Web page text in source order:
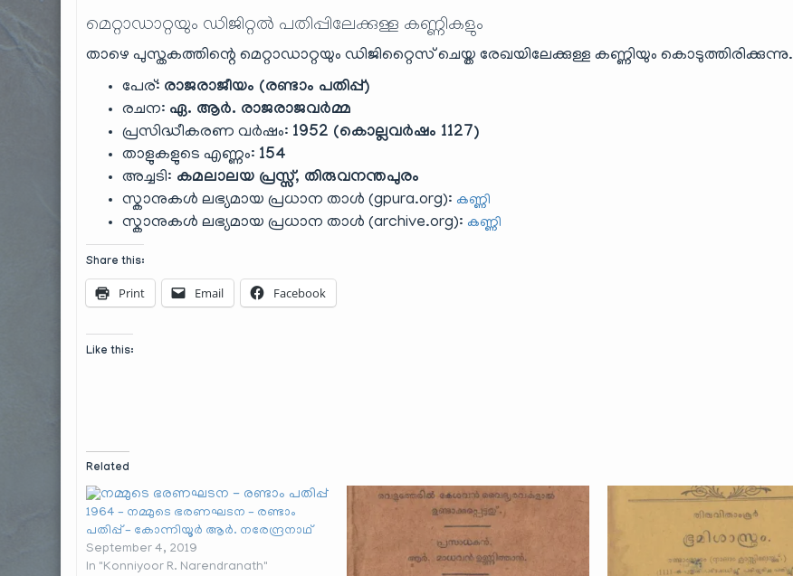
മെറ്റാഡാറ്റയും ഡിജിറ്റൽ പതിപ്പിലേക്കുള്ള കണ്ണികളും
താഴെ പുസ്തകത്തിന്റെ മെറ്റാഡാറ്റയും ഡിജിറ്റൈസ് ചെയ്ത രേഖയിലേക്കുള്ള കണ്ണിയും കൊടുത്തിരിക്കുന്നു.
പേര്: രാജരാജീയം (രണ്ടാം പതിപ്പ്)
രചന: ഏ. ആർ. രാജരാജവർമ്മ
പ്രസിദ്ധീകരണ വർഷം: 1952 (കൊല്ലവർഷം 1127)
താളുകളുടെ എണ്ണം: 154
അച്ചടി: കമലാലയ പ്രസ്സ്, തിരുവനന്തപുരം
സ്കാനുകൾ ലഭ്യമായ പ്രധാന താൾ (gpura.org): കണ്ണി
സ്കാനുകൾ ലഭ്യമായ പ്രധാന താൾ (archive.org): കണ്ണി
Share this:
Print Email Facebook
Like this:
Related
1964 – നമ്മുടെ ഭരണഘടന – രണ്ടാം
പതിപ്പ് – കോന്നിയൂർ ആർ. നരേന്ദ്രനാഥ്
September 4, 2019
In "Konniyoor R. Narendranath"